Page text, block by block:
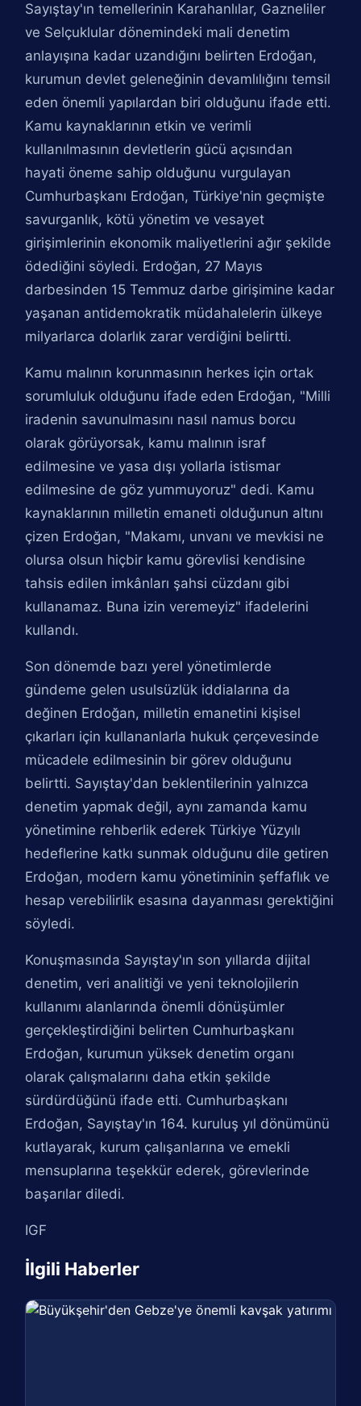
Sayıştay'ın temellerinin Karahanlılar, Gazneliler
ve Selçuklular dönemindeki mali denetim
anlayışına kadar uzandığını belirten Erdoğan,
kurumun devlet geleneğinin devamlılığını temsil
eden önemli yapılardan biri olduğunu ifade etti.
Kamu kaynaklarının etkin ve verimli
kullanılmasının devletlerin gücü açısından
hayati öneme sahip olduğunu vurgulayan
Cumhurbaşkanı Erdoğan, Türkiye'nin geçmişte
savurganlık, kötü yönetim ve vesayet
girişimlerinin ekonomik maliyetlerini ağır şekilde
ödediğini söyledi. Erdoğan, 27 Mayıs
darbesinden 15 Temmuz darbe girişimine kadar
yaşanan antidemokratik müdahalelerin ülkeye
milyarlarca dolarlık zarar verdiğini belirtti.
Kamu malının korunmasının herkes için ortak
sorumluluk olduğunu ifade eden Erdoğan, "Milli
iradenin savunulmasını nasıl namus borcu
olarak görüyorsak, kamu malının israf
edilmesine ve yasa dışı yollarla istismar
edilmesine de göz yummuyoruz" dedi. Kamu
kaynaklarının milletin emaneti olduğunun altını
çizen Erdoğan, "Makamı, unvanı ve mevkisi ne
olursa olsun hiçbir kamu görevlisi kendisine
tahsis edilen imkânları şahsi cüzdanı gibi
kullanamaz. Buna izin veremeyiz" ifadelerini
kullandı.
Son dönemde bazı yerel yönetimlerde
gündeme gelen usulsüzlük iddialarına da
değinen Erdoğan, milletin emanetini kişisel
çıkarları için kullananlarla hukuk çerçevesinde
mücadele edilmesinin bir görev olduğunu
belirtti. Sayıştay'dan beklentilerinin yalnızca
denetim yapmak değil, aynı zamanda kamu
yönetimine rehberlik ederek Türkiye Yüzyılı
hedeflerine katkı sunmak olduğunu dile getiren
Erdoğan, modern kamu yönetiminin şeffaflık ve
hesap verebilirlik esasına dayanması gerektiğini
söyledi.
Konuşmasında Sayıştay'ın son yıllarda dijital
denetim, veri analitiği ve yeni teknolojilerin
kullanımı alanlarında önemli dönüşümler
gerçekleştirdiğini belirten Cumhurbaşkanı
Erdoğan, kurumun yüksek denetim organı
olarak çalışmalarını daha etkin şekilde
sürdürdüğünü ifade etti. Cumhurbaşkanı
Erdoğan, Sayıştay'ın 164. kuruluş yıl dönümünü
kutlayarak, kurum çalışanlarına ve emekli
mensuplarına teşekkür ederek, görevlerinde
başarılar diledi.
IGF
İlgili Haberler